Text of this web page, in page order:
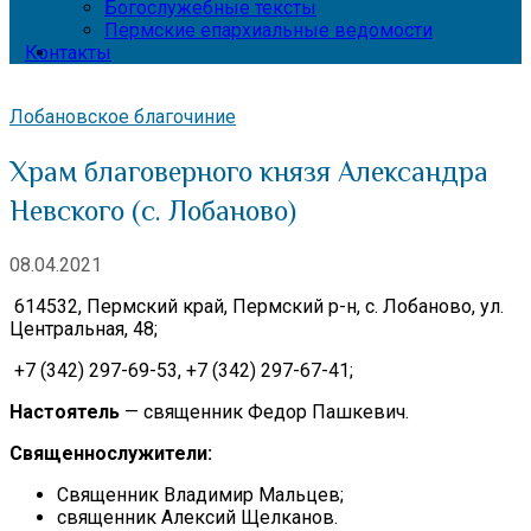
Богослужебные тексты
Пермские епархиальные ведомости
Контакты
Лобановское благочиние
Храм благоверного князя Александра
Невского (с. Лобаново)
08.04.2021
614532, Пермский край, Пермский р-н, с. Лобаново, ул.
Центральная, 48;
+7 (342) 297-69-53, +7 (342) 297-67-41;
Настоятель — священник Федор Пашкевич.
Священнослужители:
Священник Владимир Мальцев;
священник Алексий Щелканов.